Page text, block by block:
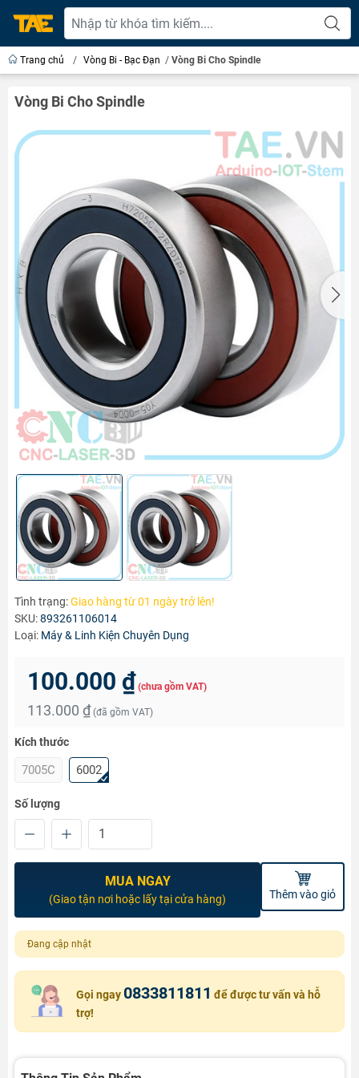
Trang chủ / Vòng Bi - Bạc Đạn / Vòng Bi Cho Spindle
Vòng Bi Cho Spindle
Tình trạng:Giao hàng từ 01 ngày trở lên!
SKU:893261106014
Loại: Máy & Linh Kiện Chuyên Dụng
100.000 ₫ (chưa gồm VAT)
113.000 ₫ (đã gồm VAT)
Kích thước
7005C 6002
Số lượng
MUA NGAY
(Giao tận nơi hoặc lấy tại cửa hàng) Thêm vào giỏ
Đang cập nhật
Gọi ngay 0833811811 để được tư vấn và hỗ
trợ!